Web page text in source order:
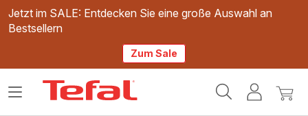
Jetzt im SALE: Entdecken Sie eine große Auswahl an
Bestsellern
Zum Sale
Mein
Mein
Das